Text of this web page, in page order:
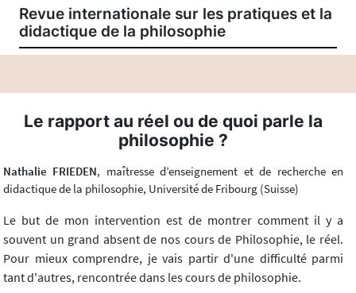
Revue internationale sur les pratiques et la
didactique de la philosophie
Le rapport au réel ou de quoi parle la
philosophie ?
Nathalie FRIEDEN, maîtresse d’enseignement et de recherche en
didactique de la philosophie, Université de Fribourg (Suisse)
Le but de mon intervention est de montrer comment il y a
souvent un grand absent de nos cours de Philosophie, le réel.
Pour mieux comprendre, je vais partir d'une difficulté parmi
tant d'autres, rencontrée dans les cours de philosophie.